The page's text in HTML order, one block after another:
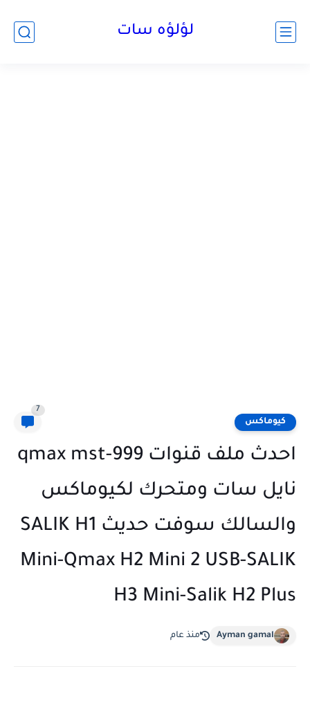
لؤلؤه سات
كيوماكس
7
احدث ملف قنوات qmax mst-999
نايل سات ومتحرك لكيوماكس
والسالك سوفت حديث SALIK H1
Mini-Qmax H2 Mini 2 USB-SALIK
H3 Mini-Salik H2 Plus
Ayman gamal منذ عام